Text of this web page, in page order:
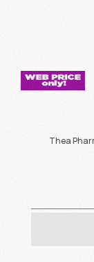
Thea